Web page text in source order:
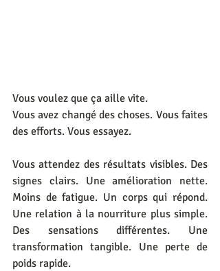
Vous voulez que ça aille vite.
Vous avez changé des choses. Vous faites
des efforts. Vous essayez.
Vous attendez des résultats visibles. Des
signes clairs. Une amélioration nette.
Moins de fatigue. Un corps qui répond.
Une relation à la nourriture plus simple.
Des sensations différentes. Une
transformation tangible. Une perte de
poids rapide.